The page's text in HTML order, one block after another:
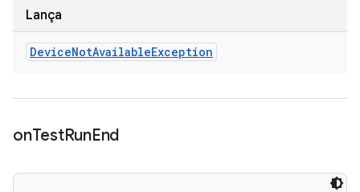
Lança
DeviceNotAvailableException
onTestRunEnd